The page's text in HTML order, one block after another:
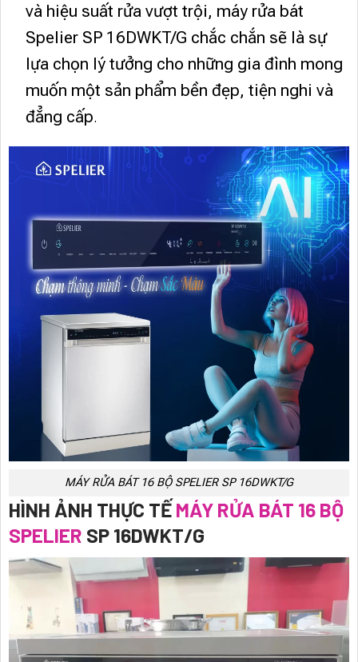
và hiệu suất rửa vượt trội, máy rửa bát
Spelier SP 16DWKT/G chắc chắn sẽ là sự
lựa chọn lý tưởng cho những gia đình mong
muốn một sản phẩm bền đẹp, tiện nghi và
đẳng cấp.
MÁY RỬA BÁT 16 BỘ SPELIER SP 16DWKT/G
HÌNH ẢNH THỰC TẾ MÁY RỬA BÁT 16 BỘ
SPELIER SP 16DWKT/G